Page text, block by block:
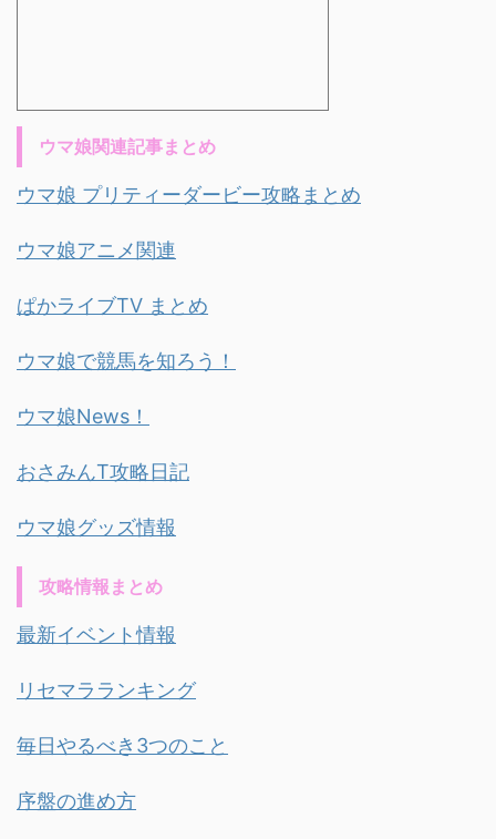
ウマ娘関連記事まとめ
ウマ娘 プリティーダービー攻略まとめ
ウマ娘アニメ関連
ぱかライブTV まとめ
ウマ娘で競馬を知ろう！
ウマ娘News！
おさみんT攻略日記
ウマ娘グッズ情報
攻略情報まとめ
最新イベント情報
リセマラランキング
毎日やるべき3つのこと
序盤の進め方